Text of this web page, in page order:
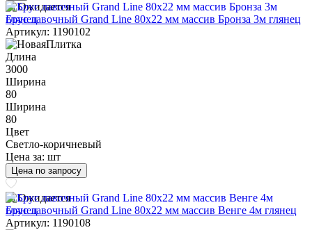
Ожидается
Брус лавочный Grand Line 80х22 мм массив Бронза 3м глянец
Артикул: 1190102
Длина
3000
Ширина
80
Ширина
80
Цвет
Светло-коричневый
Цена за: шт
Цена по запросу
Ожидается
Брус лавочный Grand Line 80х22 мм массив Венге 4м глянец
Артикул: 1190108